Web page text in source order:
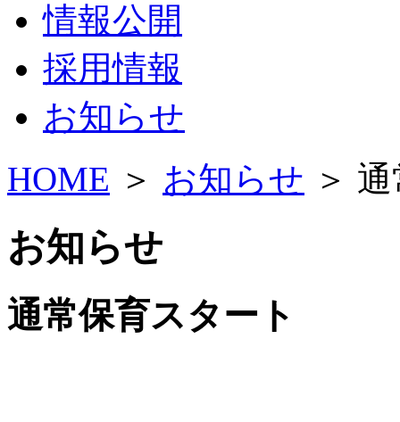
情報公開
採用情報
お知らせ
HOME ＞ お知らせ ＞
お知らせ
通常保育スタート